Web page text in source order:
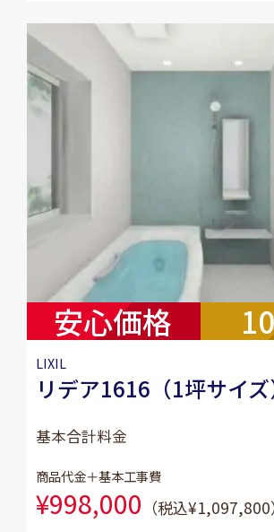
安心価格 10
LIXIL
リデア1616（1坪サイズ
基本合計料金
商品代金＋基本工事費
¥998,000 （税込¥1,097,800